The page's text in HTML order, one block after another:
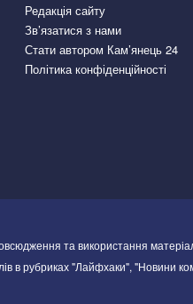
Редакція сайту
Зв’язатися з нами
Стати автором Кам’янець 24
Політика конфіденційності
та використання
в рубриках "Лайфхаки", "Новини